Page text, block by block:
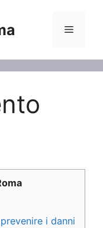
Menu
i danni